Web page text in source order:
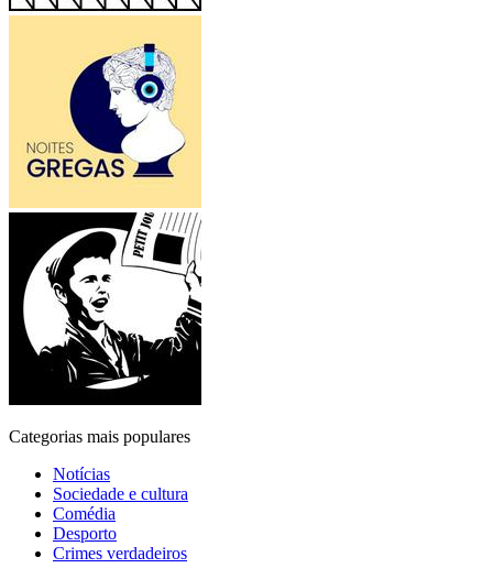
Categorias mais populares
Notícias
Sociedade e cultura
Comédia
Desporto
Crimes verdadeiros